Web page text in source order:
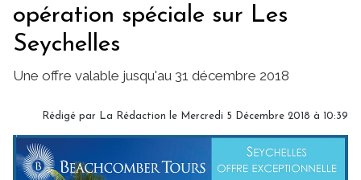
opération spéciale sur Les
Seychelles
Une offre valable jusqu'au 31 décembre 2018
Rédigé par La Rédaction le Mercredi 5 Décembre 2018 à 10:39